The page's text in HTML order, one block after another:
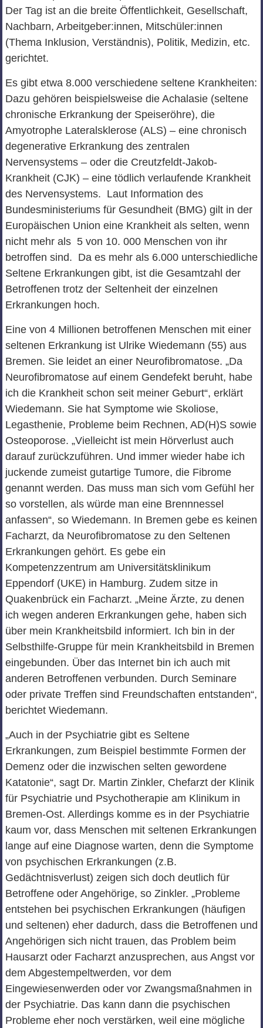
Der Tag ist an die breite Öffentlichkeit, Gesellschaft,
Nachbarn, Arbeitgeber:innen, Mitschüler:innen
(Thema Inklusion, Verständnis), Politik, Medizin, etc.
gerichtet.
Es gibt etwa 8.000 verschiedene seltene Krankheiten:
Dazu gehören beispielsweise die Achalasie (seltene
chronische Erkrankung der Speiseröhre), die
Amyotrophe Lateralsklerose (ALS) – eine chronisch
degenerative Erkrankung des zentralen
Nervensystems – oder die Creutzfeldt-Jakob-
Krankheit (CJK) – eine tödlich verlaufende Krankheit
des Nervensystems. Laut Information des
Bundesministeriums für Gesundheit (BMG) gilt in der
Europäischen Union eine Krankheit als selten, wenn
nicht mehr als 5 von 10. 000 Menschen von ihr
betroffen sind. Da es mehr als 6.000 unterschiedliche
Seltene Erkrankungen gibt, ist die Gesamtzahl der
Betroffenen trotz der Seltenheit der einzelnen
Erkrankungen hoch.
Eine von 4 Millionen betroffenen Menschen mit einer
seltenen Erkrankung ist Ulrike Wiedemann (55) aus
Bremen. Sie leidet an einer Neurofibromatose. „Da
Neurofibromatose auf einem Gendefekt beruht, habe
ich die Krankheit schon seit meiner Geburt“, erklärt
Wiedemann. Sie hat Symptome wie Skoliose,
Legasthenie, Probleme beim Rechnen, AD(H)S sowie
Osteoporose. „Vielleicht ist mein Hörverlust auch
darauf zurückzuführen. Und immer wieder habe ich
juckende zumeist gutartige Tumore, die Fibrome
genannt werden. Das muss man sich vom Gefühl her
so vorstellen, als würde man eine Brennnessel
anfassen“, so Wiedemann. In Bremen gebe es keinen
Facharzt, da Neurofibromatose zu den Seltenen
Erkrankungen gehört. Es gebe ein
Kompetenzzentrum am Universitätsklinikum
Eppendorf (UKE) in Hamburg. Zudem sitze in
Quakenbrück ein Facharzt. „Meine Ärzte, zu denen
ich wegen anderen Erkrankungen gehe, haben sich
über mein Krankheitsbild informiert. Ich bin in der
Selbsthilfe-Gruppe für mein Krankheitsbild in Bremen
eingebunden. Über das Internet bin ich auch mit
anderen Betroffenen verbunden. Durch Seminare
oder private Treffen sind Freundschaften entstanden“,
berichtet Wiedemann.
„Auch in der Psychiatrie gibt es Seltene
Erkrankungen, zum Beispiel bestimmte Formen der
Demenz oder die inzwischen selten gewordene
Katatonie“, sagt Dr. Martin Zinkler, Chefarzt der Klinik
für Psychiatrie und Psychotherapie am Klinikum in
Bremen-Ost. Allerdings komme es in der Psychiatrie
kaum vor, dass Menschen mit seltenen Erkrankungen
lange auf eine Diagnose warten, denn die Symptome
von psychischen Erkrankungen (z.B.
Gedächtnisverlust) zeigen sich doch deutlich für
Betroffene oder Angehörige, so Zinkler. „Probleme
entstehen bei psychischen Erkrankungen (häufigen
und seltenen) eher dadurch, dass die Betroffenen und
Angehörigen sich nicht trauen, das Problem beim
Hausarzt oder Facharzt anzusprechen, aus Angst vor
dem Abgestempeltwerden, vor dem
Eingewiesenwerden oder vor Zwangsmaßnahmen in
der Psychiatrie. Das kann dann die psychischen
Probleme eher noch verstärken, weil eine mögliche